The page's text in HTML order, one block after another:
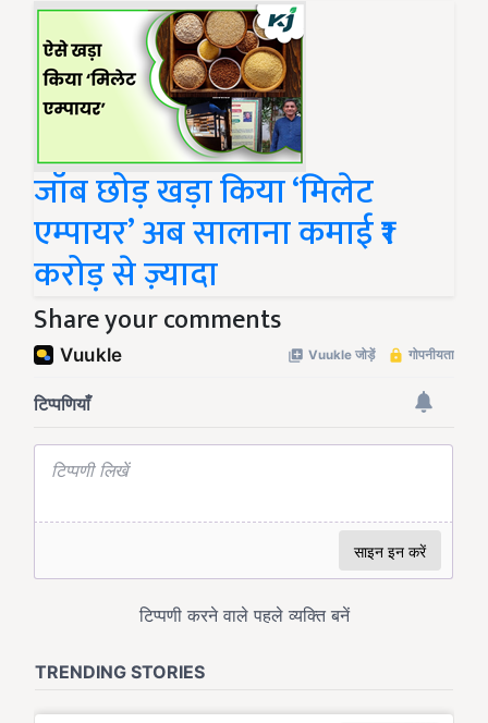
जॉब छोड़ खड़ा किया ‘मिलेट
एम्पायर’ अब सालाना कमाई ₹1
करोड़ से ज़्यादा
Share your comments